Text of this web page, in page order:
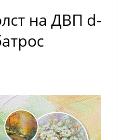
на ДВП d-